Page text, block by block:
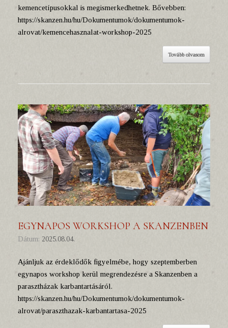
kemencetípusokkal is megismerkedhetnek. Bővebben:
https://skanzen.hu/hu/Dokumentumok/dokumentumok-
alrovat/kemencehasznalat-workshop-2025
Tovább olvasom
EGYNAPOS WORKSHOP A SKANZENBEN
Dátum: 2025.08.04.
Ajánljuk az érdeklődők figyelmébe, hogy szeptemberben
egynapos workshop kerül megrendezésre a Skanzenben a
parasztházak karbantartásáról.
https://skanzen.hu/hu/Dokumentumok/dokumentumok-
alrovat/paraszthazak-karbantartasa-2025